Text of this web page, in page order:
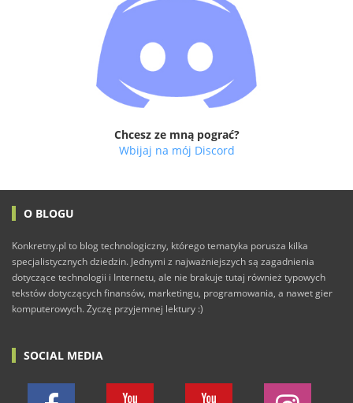
Chcesz ze mną pograć?
Wbijaj na mój Discord
O BLOGU
Konkretny.pl to blog technologiczny, którego tematyka porusza kilka
specjalistycznych dziedzin. Jednymi z najważniejszych są zagadnienia
dotyczące technologii i Internetu, ale nie brakuje tutaj również typowych
tekstów dotyczących finansów, marketingu, programowania, a nawet gier
komputerowych. Życzę przyjemnej lektury :)
SOCIAL MEDIA